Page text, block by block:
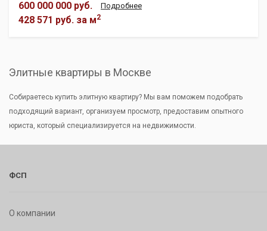
600 000 000 руб.
428 571 руб. за м2
Подробнее
Элитные квартиры в Москве
Собираетесь купить элитную квартиру? Мы вам поможем подобрать
подходящий вариант, организуем просмотр, предоставим опытного
юриста, который специализируется на недвижимости.
ФСП
О компании